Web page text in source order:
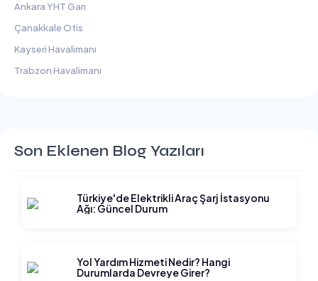
Ankara YHT Garı
Çanakkale Ofis
Kayseri Havalimanı
Trabzon Havalimanı
Son Eklenen Blog Yazıları
Türkiye'de Elektrikli Araç Şarj İstasyonu
Ağı: Güncel Durum
Yol Yardım Hizmeti Nedir? Hangi
Durumlarda Devreye Girer?